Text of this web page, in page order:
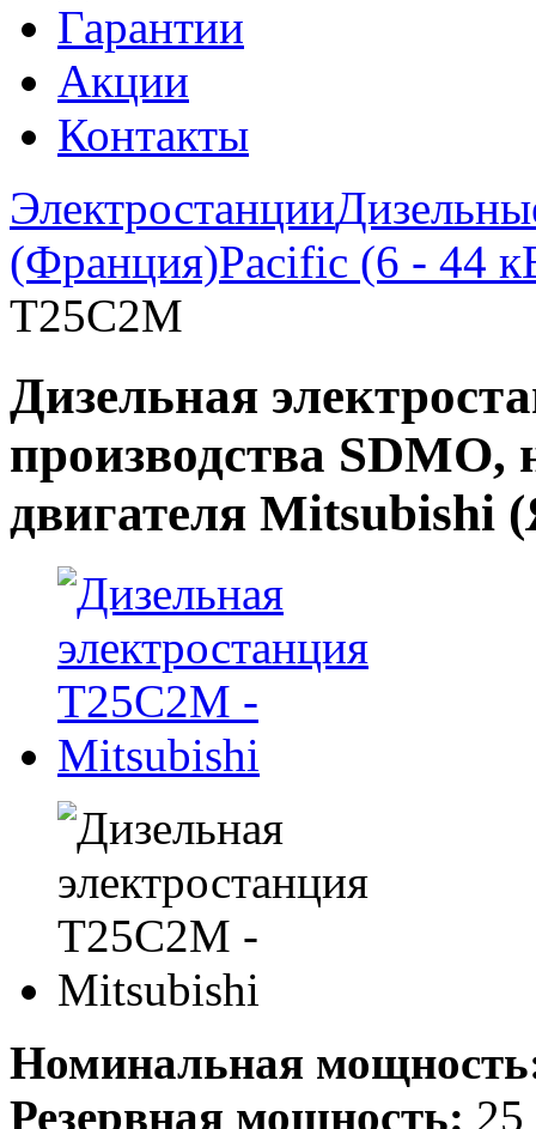
Гарантии
Акции
Контакты
Электростанции
(Франция)Pacific (6 - 44
T25C2M
Дизельная
производства SDMO,
двигателя Mitsubishi
Номинальная
Резервная мощность: